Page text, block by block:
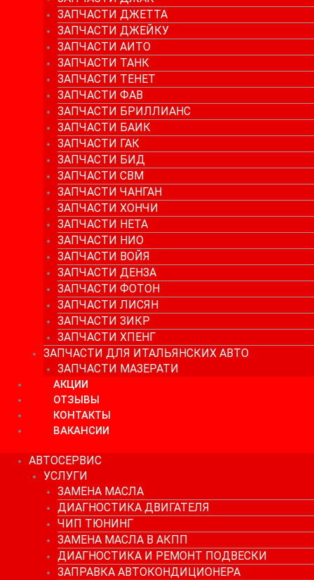
ЗАПЧАСТИ ДЖЕТТА
ЗАПЧАСТИ ДЖЕЙКУ
ЗАПЧАСТИ АИТО
ЗАПЧАСТИ ТАНК
ЗАПЧАСТИ ТЕНЕТ
ЗАПЧАСТИ ФАВ
ЗАПЧАСТИ БРИЛЛИАНС
ЗАПЧАСТИ БАИК
ЗАПЧАСТИ ГАК
ЗАПЧАСТИ БИД
ЗАПЧАСТИ СВМ
ЗАПЧАСТИ ЧАНГАН
ЗАПЧАСТИ ХОНЧИ
ЗАПЧАСТИ НЕТА
ЗАПЧАСТИ НИО
ЗАПЧАСТИ ВОЙЯ
ЗАПЧАСТИ ДЕНЗА
ЗАПЧАСТИ ФОТОН
ЗАПЧАСТИ ЛИСЯН
ЗАПЧАСТИ ЗИКР
ЗАПЧАСТИ ХПЕНГ
ЗАПЧАСТИ ДЛЯ ИТАЛЬЯНСКИХ АВТО
ЗАПЧАСТИ МАЗЕРАТИ
АКЦИИ
ОТЗЫВЫ
КОНТАКТЫ
ВАКАНСИИ
АВТОСЕРВИС
УСЛУГИ
ЗАМЕНА МАСЛА
ДИАГНОСТИКА ДВИГАТЕЛЯ
ЧИП ТЮНИНГ
ЗАМЕНА МАСЛА В АКПП
ДИАГНОСТИКА И РЕМОНТ ПОДВЕСКИ
ЗАПРАВКА АВТОКОНДИЦИОНЕРА